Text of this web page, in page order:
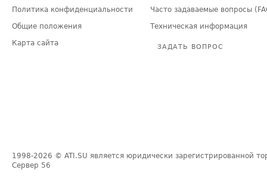
Политика конфиденциальности
Общие положения
Карта сайта
Часто задаваемые вопросы
Техническая информация
ЗАДАТЬ ВОПРОС
1998-2026 © ATI.SU является юридически зарегистрированной
Сервер 56